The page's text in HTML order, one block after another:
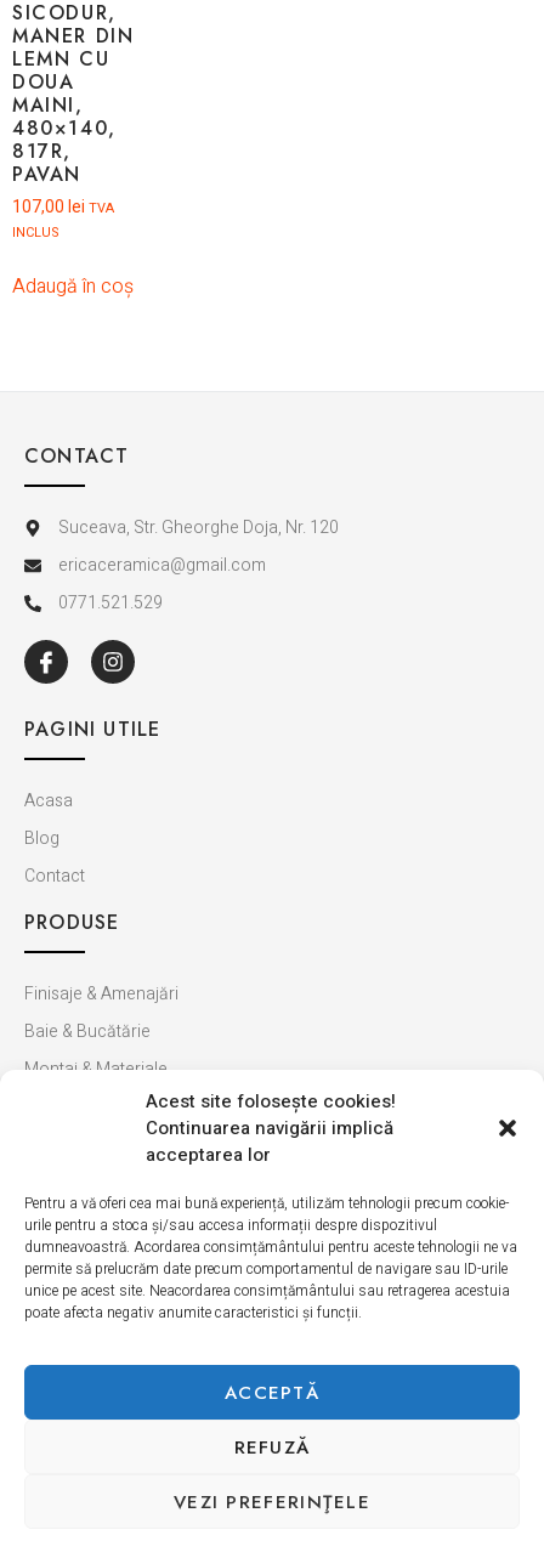
Acest site foloseşte cookies!
Continuarea navigării implică
acceptarea lor
Pentru a vă oferi cea mai bună experiență, utilizăm tehnologii precum cookie-
urile pentru a stoca și/sau accesa informații despre dispozitivul
dumneavoastră. Acordarea consimțământului pentru aceste tehnologii ne va
permite să prelucrăm date precum comportamentul de navigare sau ID-urile
unice pe acest site. Neacordarea consimțământului sau retragerea acestuia
poate afecta negativ anumite caracteristici și funcții.
ACCEPTĂ
REFUZĂ
VEZI PREFERINŢELE
SICODUR,
MANER DIN
LEMN CU
DOUA
MAINI,
480×140,
817R,
PAVAN
107,00 lei TVA
INCLUS
Adaugă în coș
CONTACT
Suceava, Str. Gheorghe Doja, Nr. 120
ericaceramica@gmail.com
0771.521.529
PAGINI UTILE
Acasa
Blog
Contact
PRODUSE
Finisaje & Amenajări
Baie & Bucătărie
Montaj & Materiale
Cum cumpăr
Politica de retur
Livrarea produselor
Politică de ConfidențialitateTermeni si condiții
Copyright © 2026 Erica Ceramica. Toate drepturile rezervate.